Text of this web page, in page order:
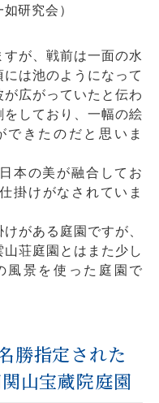
研究会）
が、戦前は一面の水
は池のようになって
広がっていたと伝わ
をしており、一幅の絵
きたのだと思いま
本の美が融合してお
掛けがなされていま
がある庭園ですが、
荘庭園とはまた少し
風景を使った庭園で
勝指定された
山宝蔵院庭園